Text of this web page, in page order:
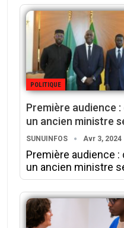
POLITIQUE
Première audience
un ancien ministre
SUNUINFOS Avr 3, 2024
Première audience :
un ancien ministre